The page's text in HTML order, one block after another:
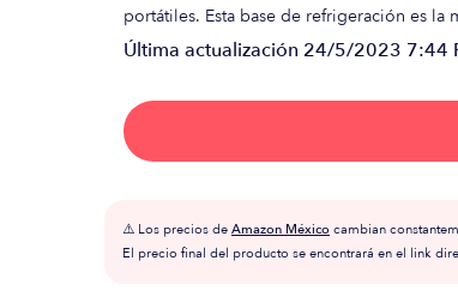
portátiles. Esta base de refrigeración es la
Última actualización 24/5/2023 7:44
⚠️ Los precios de Amazon México cambian
El precio final del producto se encontrará en el link